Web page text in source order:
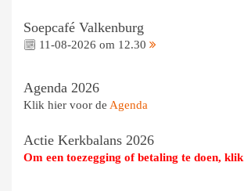
Soepcafé Valkenburg
11-08-2026 om 12.30
Agenda 2026
Klik hier voor de Agenda
Actie Kerkbalans 2026
Om een toezegging of betaling te doen, klik